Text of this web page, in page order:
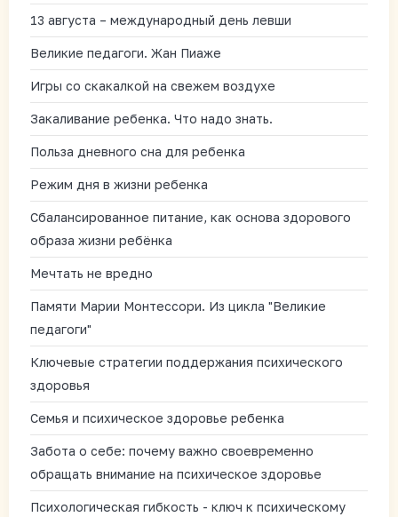
13 августа – международный день левши
Великие педагоги. Жан Пиаже
Игры со скакалкой на свежем воздухе
Закаливание ребенка. Что надо знать.
Польза дневного сна для ребенка
Режим дня в жизни ребенка
Сбалансированное питание, как основа здорового
образа жизни ребёнка
Мечтать не вредно
Памяти Марии Монтессори. Из цикла "Великие
педагоги"
Ключевые стратегии поддержания психического
здоровья
Семья и психическое здоровье ребенка
Забота о себе: почему важно своевременно
обращать внимание на психическое здоровье
Психологическая гибкость - ключ к психическому